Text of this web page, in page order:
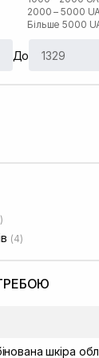
2000 – 5000
Більше 5000
До
(4)
шкіра